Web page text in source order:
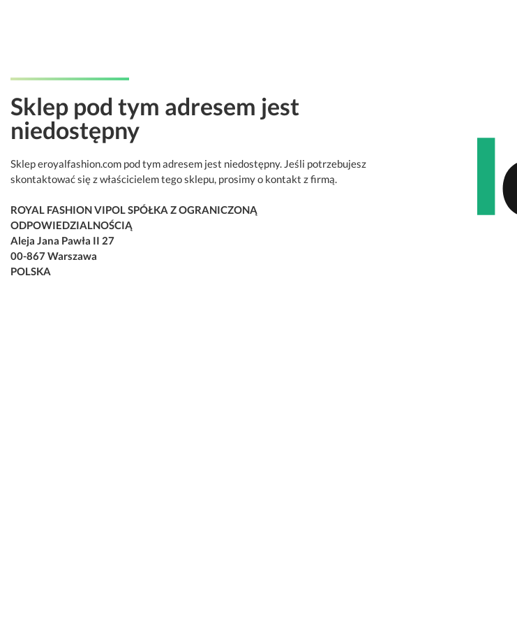
Sklep pod tym adresem jest
niedostępny
Sklep eroyalfashion.com pod tym adresem jest niedostępny. Jeśli potrzebujesz
skontaktować się z właścicielem tego sklepu, prosimy o kontakt z firmą.
ROYAL FASHION VIPOL SPÓŁKA Z OGRANICZONĄ
ODPOWIEDZIALNOŚCIĄ
Aleja Jana Pawła II 27
00-867 Warszawa
POLSKA